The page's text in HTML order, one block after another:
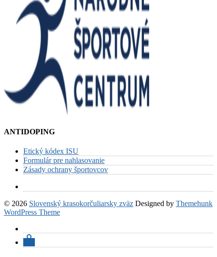
ANTIDOPING
Etický kódex ISU
Formulár pre nahlasovanie
Zásady ochrany športovcov
© 2026 Slovenský krasokorčuliarsky zväz Designed by Themehunk
WordPress Theme